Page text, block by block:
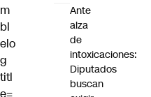
m
bl
elo
g
titl
Ante
alza
de
intoxicaciones:
Diputados
buscan